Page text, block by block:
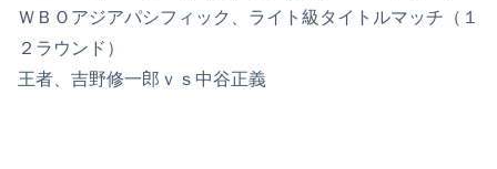
ＷＢＯアジアパシフィック、ライト級タイトルマッチ（１
２ラウンド）
王者、吉野修一郎ｖｓ中谷正義